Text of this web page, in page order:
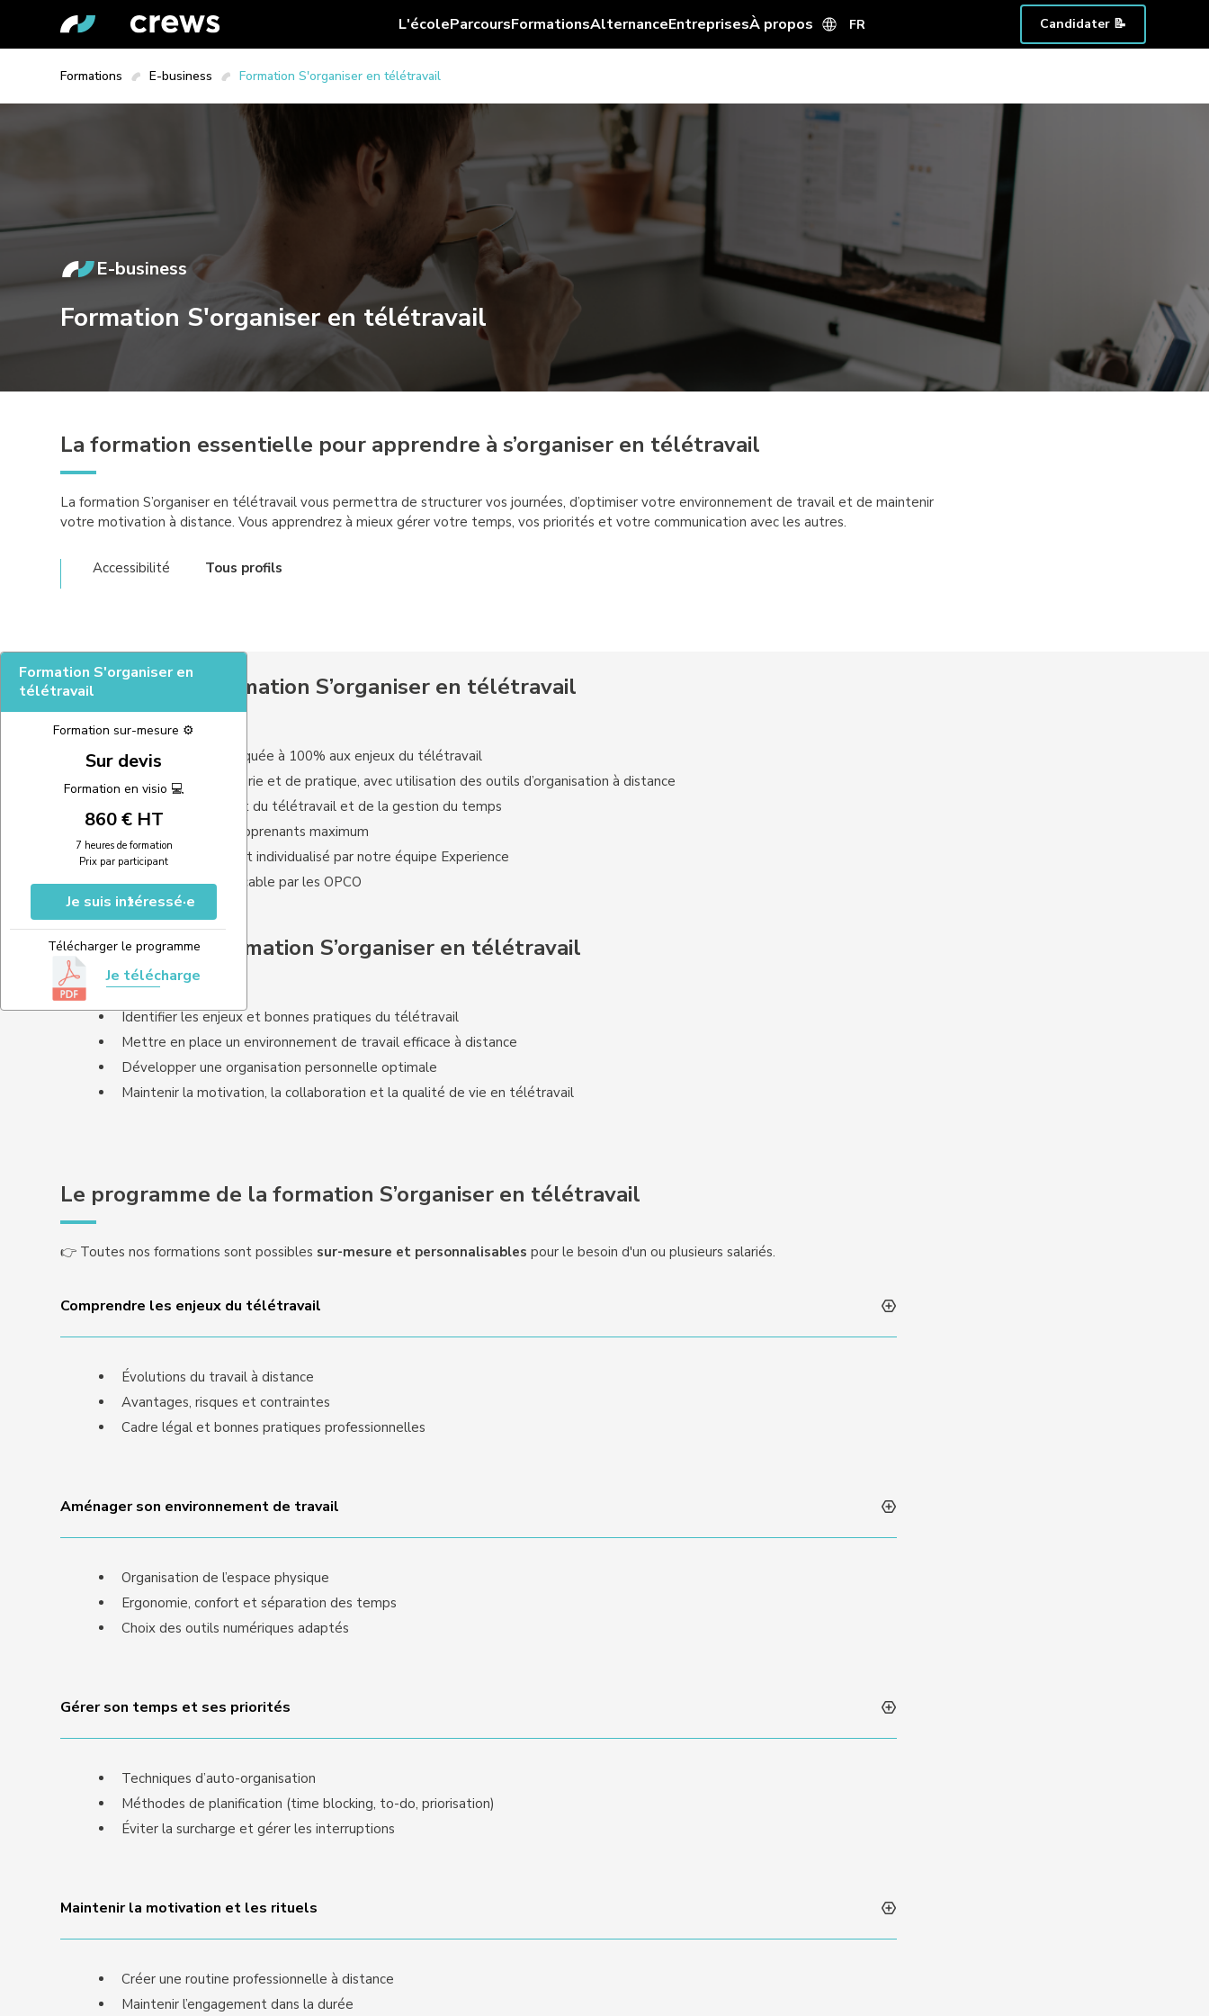
L'écoleParcoursFormationsAlternanceEntreprisesÀ propos FR Candidater 📝
Formations E-business Formation S'organiser en télétravail
E-business
Formation S'organiser en télétravail
La formation essentielle pour apprendre à s’organiser en télétravail
La formation S’organiser en télétravail vous permettra de structurer vos journées, d’optimiser votre environnement de travail et de maintenir
votre motivation à distance. Vous apprendrez à mieux gérer votre temps, vos priorités et votre communication avec les autres.
Accessibilité Tous profils
Formation S'organiser en
télétravail
Formation sur-mesure ⚙️
Sur devis
Formation en visio 💻
860 € HT
7 heures de formation
Prix par participant
Je suis intéressé·e
Télécharger le programme
Je télécharge
Les plus de la formation S’organiser en télétravail
Une formation appliquée à 100% aux enjeux du télétravail
Un mélange de théorie et de pratique, avec utilisation des outils d’organisation à distance
Un formateur expert du télétravail et de la gestion du temps
Des groupes de 5 apprenants maximum
Un accompagnement individualisé par notre équipe Experience
Une formation finançable par les OPCO
Objectifs de la formation S’organiser en télétravail
Identifier les enjeux et bonnes pratiques du télétravail
Mettre en place un environnement de travail efficace à distance
Développer une organisation personnelle optimale
Maintenir la motivation, la collaboration et la qualité de vie en télétravail
Le programme de la formation S’organiser en télétravail
👉 Toutes nos formations sont possibles sur-mesure et personnalisables pour le besoin d'un ou plusieurs salariés.
Comprendre les enjeux du télétravail
Évolutions du travail à distance
Avantages, risques et contraintes
Cadre légal et bonnes pratiques professionnelles
Aménager son environnement de travail
Organisation de l’espace physique
Ergonomie, confort et séparation des temps
Choix des outils numériques adaptés
Gérer son temps et ses priorités
Techniques d’auto-organisation
Méthodes de planification (time blocking, to-do, priorisation)
Éviter la surcharge et gérer les interruptions
Maintenir la motivation et les rituels
Créer une routine professionnelle à distance
Maintenir l’engagement dans la durée